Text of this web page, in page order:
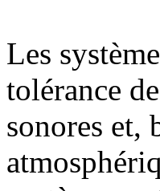
Les
tolérance
sonores et,